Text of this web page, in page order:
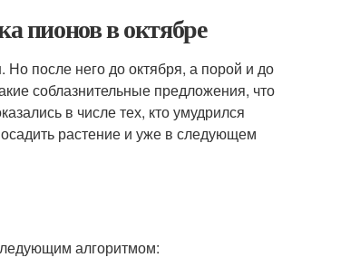
пионов в октябре
после него до октября, а порой и до
соблазнительные предложения, что
в числе тех, кто умудрился
растение и уже в следующем
алгоритмом: